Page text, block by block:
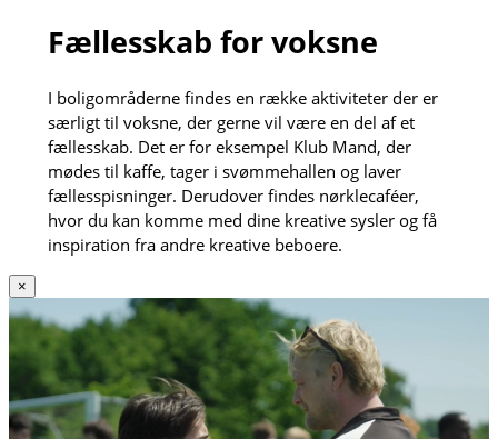
Fællesskab for voksne
I boligområderne findes en række aktiviteter der er
særligt til voksne, der gerne vil være en del af et
fællesskab. Det er for eksempel Klub Mand, der
mødes til kaffe, tager i svømmehallen og laver
fællesspisninger. Derudover findes nørklecaféer,
hvor du kan komme med dine kreative sysler og få
inspiration fra andre kreative beboere.
×